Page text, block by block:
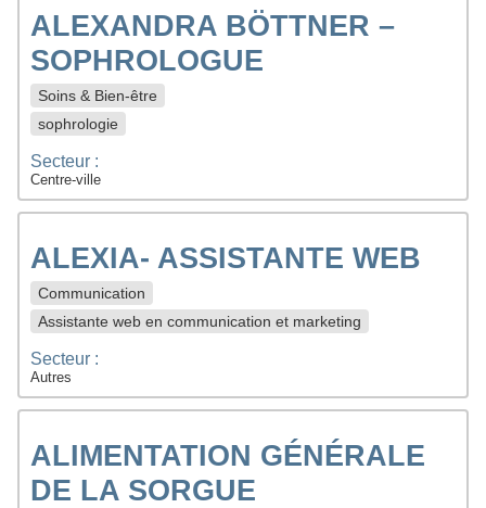
ALEXANDRA BÖTTNER –
SOPHROLOGUE
Soins & Bien-être
sophrologie
Secteur :
Centre-ville
ALEXIA- ASSISTANTE WEB
Communication
Assistante web en communication et marketing
Secteur :
Autres
ALIMENTATION GÉNÉRALE
DE LA SORGUE